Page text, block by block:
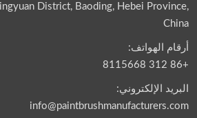
District, Baoding, Hebei Province,
China
أرقام الهواتف:
+86 312 8115668
البريد الإلكتروني:
info@paintbrushmanufacturers.com